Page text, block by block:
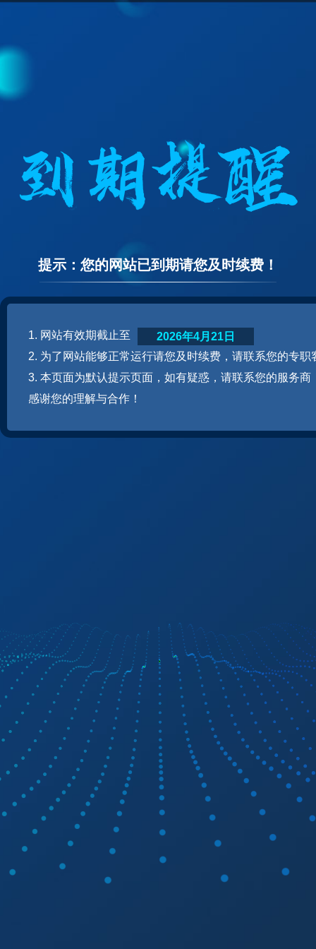
提示：您的网站已到期请您及时续费！
1. 网站有效期截止至
2. 为了网站能够正常运行请您及时续费，请联系您的专职
3. 本页面为默认提示页面，如有疑惑，请联系您的服务商
感谢您的理解与合作！
2026年4月21日